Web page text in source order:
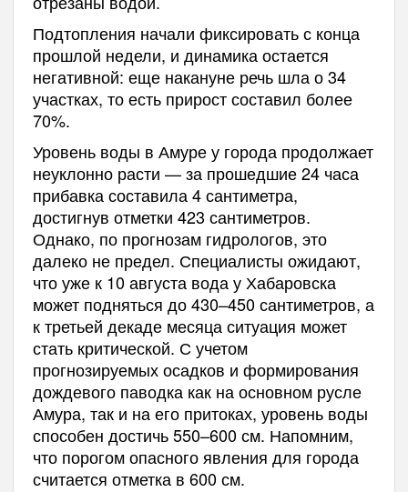
Подтопления начали фиксировать с конца
прошлой недели, и динамика остается
негативной: еще накануне речь шла о 34
участках, то есть прирост составил более
70%.
Уровень воды в Амуре у города продолжает
неуклонно расти — за прошедшие 24 часа
прибавка составила 4 сантиметра,
достигнув отметки 423 сантиметров.
Однако, по прогнозам гидрологов, это
далеко не предел. Специалисты ожидают,
что уже к 10 августа вода у Хабаровска
может подняться до 430–450 сантиметров, а
к третьей декаде месяца ситуация может
стать критической. С учетом
прогнозируемых осадков и формирования
дождевого паводка как на основном русле
Амура, так и на его притоках, уровень воды
способен достичь 550–600 см. Напомним,
что порогом опасного явления для города
считается отметка в 600 см.